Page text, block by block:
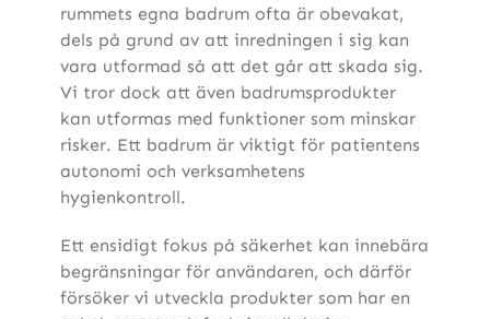
rummets egna badrum ofta är obevakat,
dels på grund av att inredningen i sig kan
vara utformad så att det går att skada sig.
Vi tror dock att även badrumsprodukter
kan utformas med funktioner som minskar
risker. Ett badrum är viktigt för patientens
autonomi och verksamhetens
hygienkontroll.
Ett ensidigt fokus på säkerhet kan innebära
begränsningar för användaren, och därför
försöker vi utveckla produkter som har en